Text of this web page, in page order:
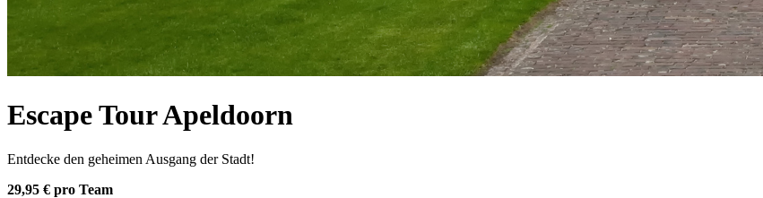
Escape Tour Apeldoorn
Entdecke den geheimen Ausgang der Stadt!
29,95 € pro Team